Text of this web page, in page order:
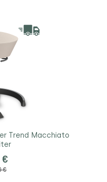
Trend Macchiato
€
€